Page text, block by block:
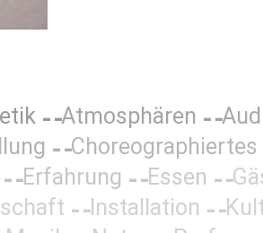
Atmosphären
Choreographiertes
Erfahrung
Essen
Installation